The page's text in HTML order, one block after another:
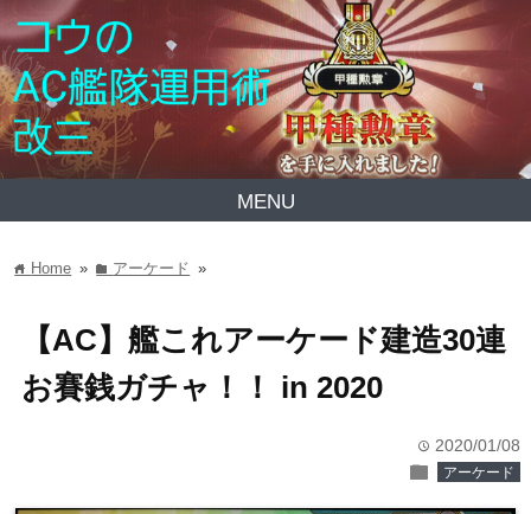
MENU
home Home » folder アーケード »
【AC】艦これアーケード建造30連
お賽銭ガチャ！！ in 2020
time 2020/01/08
folder アーケード